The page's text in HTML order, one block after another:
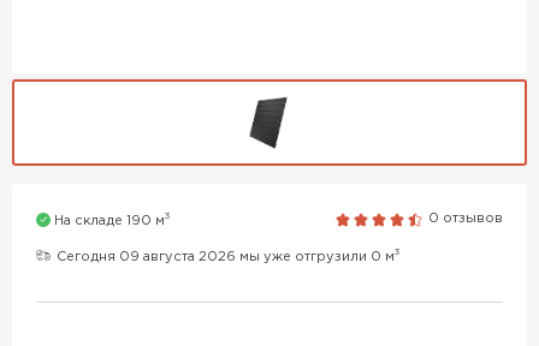
На складе 190 м3 0 отзывов
Сегодня 09 августа 2026 мы уже отгрузили 0 м3